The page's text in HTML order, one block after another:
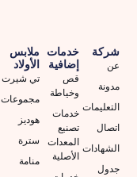
ملابس
الأولاد
تي شيرت
مجموعات
هوديز
سترة
منامة
خدمات
إضافية
قص
وخياطة
خدمات
تصنيع
المعدات
الأصلية
شركة
عن
مدونة
التعليمات
اتصال
الشهادات
جدول